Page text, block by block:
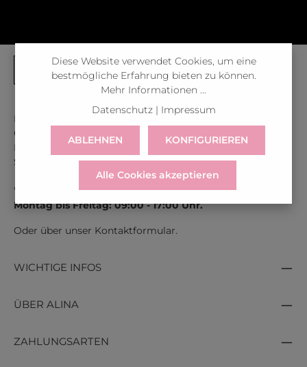
Kontaktiere uns unter der gratis Rufnummer:
Österreich:
Deutschland:0049 800 366 60 33
Schweiz:
0041 800 366 603
Wir sind für dich erreichbar:
Montag bis Freitag: 09:00 - 17:00 Uhr.
Oder über unser Kontaktformular.
WICHTIGE INFOS
ÜBER ALINA
ZAHLUNGSARTEN
Diese Website verwendet Cookies, um eine
bestmögliche Erfahrung bieten zu können.
Mehr Informationen ...
Datenschutz| Impressum
ABLEHNEN KONFIGURIEREN
Alle Cookies akzeptieren